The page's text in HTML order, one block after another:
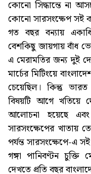
কোনো সিদ্ধান্তে না
কোনো সারসংক্ষেপ সই
গত বছর বন্যায়
বেশকিছু জায়গায় বাঁধ
এ মেরামতির জন্য দুই
মার্চের মিটিংয়ে
চেয়েছিল। কিন্তু
বিষয়টি আগে খতিয়ে
আলোচনা হয়েছে
সারসংক্ষেপের খাতায়
পর্যন্ত সারসংক্ষেপে-এ
গঙ্গা পানিবণ্টন চুক্তি
দেখতে প্রতি বছর